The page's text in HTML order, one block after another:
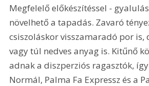
Megfelelő előkészítéssel -
növelhető a tapadás. Zavaró
csiszoláskor visszamaradó por is,
vagy túl nedves anyag is. Kitűnő
adnak a diszperziós ragasztók,
Normál, Palma Fa Expressz és a